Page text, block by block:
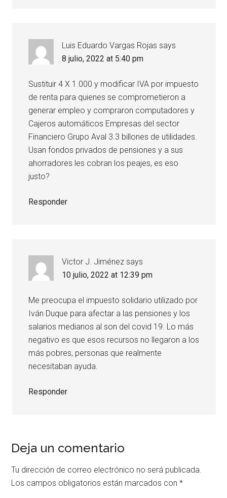
Luis Eduardo Vargas Rojas says
8 julio, 2022 at 5:40 pm
Sustituir 4 X 1.000 y modificar IVA por impuesto
de renta para quienes se comprometieron a
generar empleo y compraron computadores y
Cajeros automáticos Empresas del sector
Financiero Grupo Aval 3.3 billones de utilidades.
Usan fondos privados de pensiones y a sus
ahorradores les cobran los peajes, es eso
justo?
Responder
Victor J. Jiménez says
10 julio, 2022 at 12:39 pm
Me preocupa el impuesto solidario utilizado por
Iván Duque para afectar a las pensiones y los
salarios medianos al son del covid 19. Lo más
negativo es que esos recursos no llegaron a los
más pobres, personas que realmente
necesitaban ayuda.
Responder
Deja un comentario
Tu dirección de correo electrónico no será publicada.
Los campos obligatorios están marcados con*